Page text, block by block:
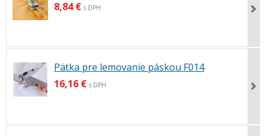
8,84 € s DPH
Pätka pre lemovanie páskou F014
16,16 € s DPH